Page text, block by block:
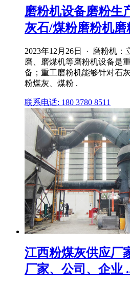
磨粉机设备磨粉生
灰石/煤粉磨粉机磨
2023年12月26日 · 磨粉机
磨、磨煤机等磨粉机设备是
备；重工磨粉机能够针对石
粉煤灰、煤粉 .
联系电话: 180 3780 8511
江西粉煤灰供应厂
厂家、公司、企业